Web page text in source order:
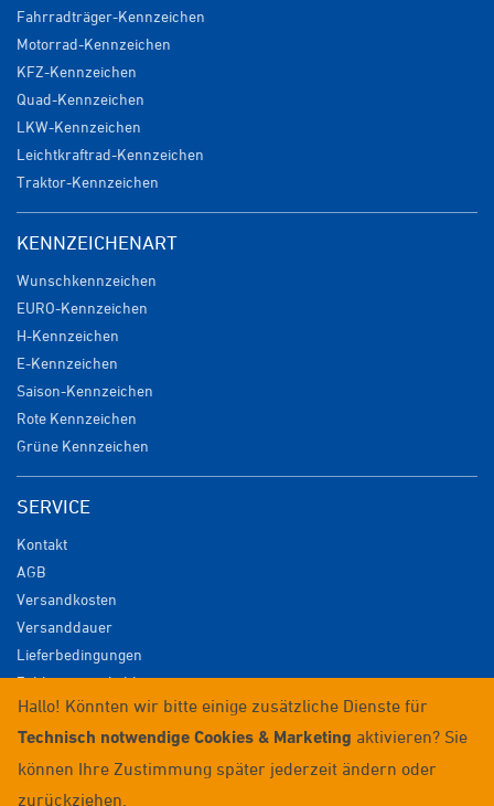
Fahrradträger-Kennzeichen
Motorrad-Kennzeichen
KFZ-Kennzeichen
Quad-Kennzeichen
LKW-Kennzeichen
Leichtkraftrad-Kennzeichen
Traktor-Kennzeichen
KENNZEICHENART
Wunschkennzeichen
EURO-Kennzeichen
H-Kennzeichen
E-Kennzeichen
Saison-Kennzeichen
Rote Kennzeichen
Grüne Kennzeichen
SERVICE
Kontakt
AGB
Versandkosten
Versanddauer
Lieferbedingungen
Zahlungsmöglichkeiten
Datenschutz
Impressum
Widerrufsrecht
Anmelden / Registrieren
Hallo! Könnten wir bitte einige zusätzliche Dienste für
Technisch notwendige Cookies & Marketing aktivieren? Sie
können Ihre Zustimmung später jederzeit ändern oder
zurückziehen.